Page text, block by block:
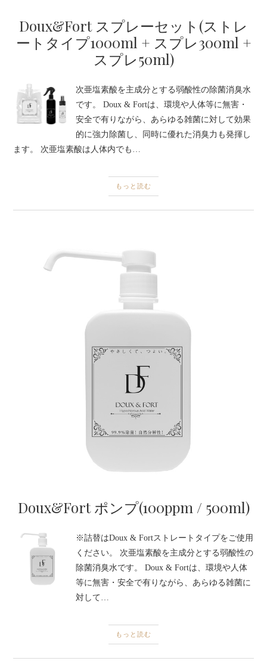
Doux&Fort スプレーセット(ストレ
ートタイプ1000ml + スプレ300ml +
スプレ50ml)
次亜塩素酸を主成分とする弱酸性の除菌消臭水
です。 Doux & Fortは、環境や人体等に無害・
安全で有りながら、あらゆる雑菌に対して効果
的に強力除菌し、同時に優れた消臭力も発揮し
ます。 次亜塩素酸は人体内でも…
もっと読む
Doux&Fort ポンプ(100ppm / 500ml)
※詰替はDoux & Fortストレートタイプをご使用
ください。 次亜塩素酸を主成分とする弱酸性の
除菌消臭水です。 Doux & Fortは、環境や人体
等に無害・安全で有りながら、あらゆる雑菌に
対して…
もっと読む